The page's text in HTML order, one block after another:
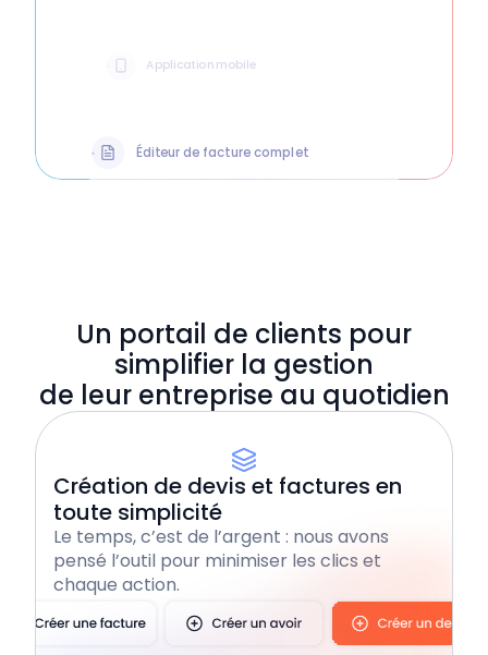
Éditeur de facture complet
Intégrations & automatisations
Application mobile
Éditeur de facture complet
Un portail de clients pour
simplifier la gestion
de leur entreprise au quotidien
Création de devis et factures en
toute simplicité
Le temps, c’est de l’argent : nous avons
pensé l’outil pour minimiser les clics et
chaque action.